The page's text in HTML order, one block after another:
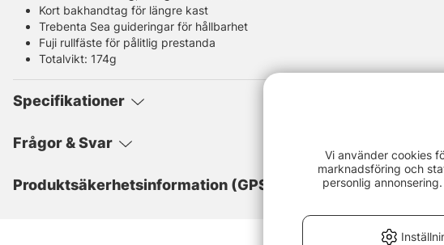
Kort bakhandtag för längre kast
Trebenta Sea guideringar för hållbarhet
Fuji rullfäste för pålitlig prestanda
Totalvikt: 174g
Specifikationer
Frågor & Svar
Produktsäkerhetsinformation (GPSR)
Vi använder cookies
marknadsföring och
personlig